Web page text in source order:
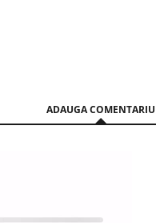
ADAUGA COMENTARIU